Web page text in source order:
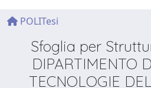
POLITesi
Sfoglia per
DIPARTIMENTO
TECNOLOGIE